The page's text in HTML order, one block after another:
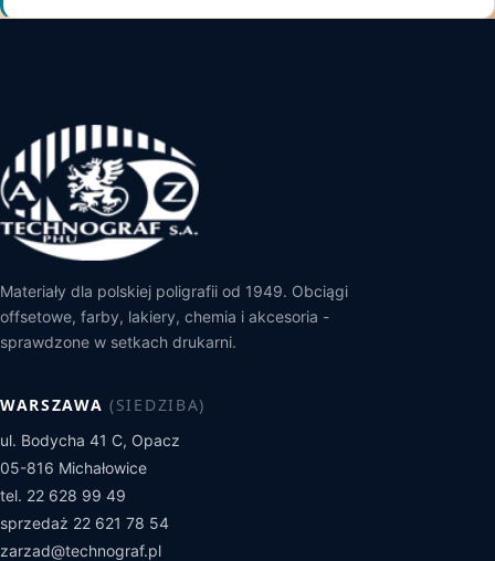
Materiały dla polskiej poligrafii od 1949. Obciągi
offsetowe, farby, lakiery, chemia i akcesoria -
sprawdzone w setkach drukarni.
WARSZAWA(SIEDZIBA)
ul. Bodycha 41 C, Opacz
05-816 Michałowice
tel. 22 628 99 49
sprzedaż 22 621 78 54
zarzad@technograf.pl